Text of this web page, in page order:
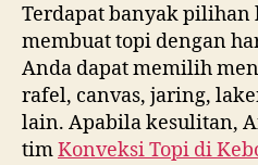
Terdapat banyak pilihan
membuat topi dengan
Anda dapat memilih
rafel, canvas, jaring,
lain. Apabila kesulitan,
timKonveksi Topi di